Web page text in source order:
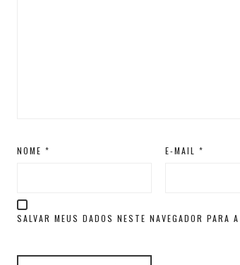
NOME* E-MAIL *
SALVAR MEUS DADOS NESTE NAVEGADOR PARA